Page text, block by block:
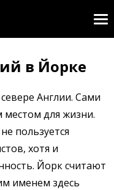
в Йорке
Англии. Сами
для жизни.
пользуется
хотя и
Йорк считают
именем здесь